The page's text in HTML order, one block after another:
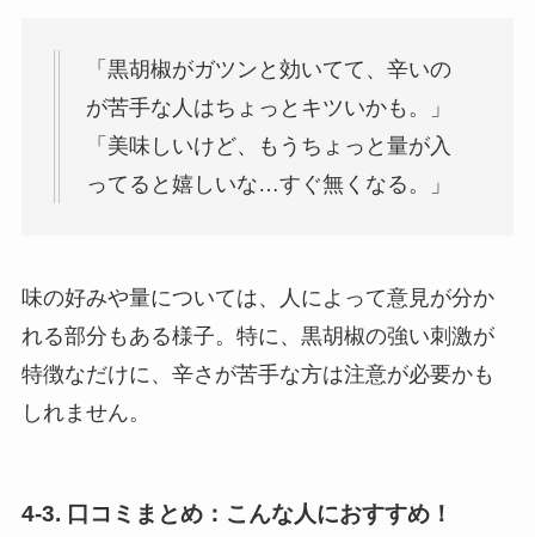
「黒胡椒がガツンと効いてて、辛いの
が苦手な人はちょっとキツいかも。」
「美味しいけど、もうちょっと量が入
ってると嬉しいな…すぐ無くなる。」
味の好みや量については、人によって意見が分か
れる部分もある様子。特に、黒胡椒の強い刺激が
特徴なだけに、辛さが苦手な方は注意が必要かも
しれません。
4-3. 口コミまとめ：こんな人におすすめ！